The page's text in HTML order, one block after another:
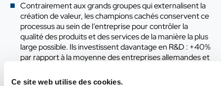
Ce site web utilise des cookies.
Contrairement aux grands groupes qui externalisent la
création de valeur, les champions cachés conservent ce
processus au sein de l’entreprise pour contrôler la
qualité des produits et des services de la manière la plus
large possible. Ils investissent davantage en R&D : +40%
par rapport à la moyenne des entreprises allemandes et
instituts de recherches et des universités.